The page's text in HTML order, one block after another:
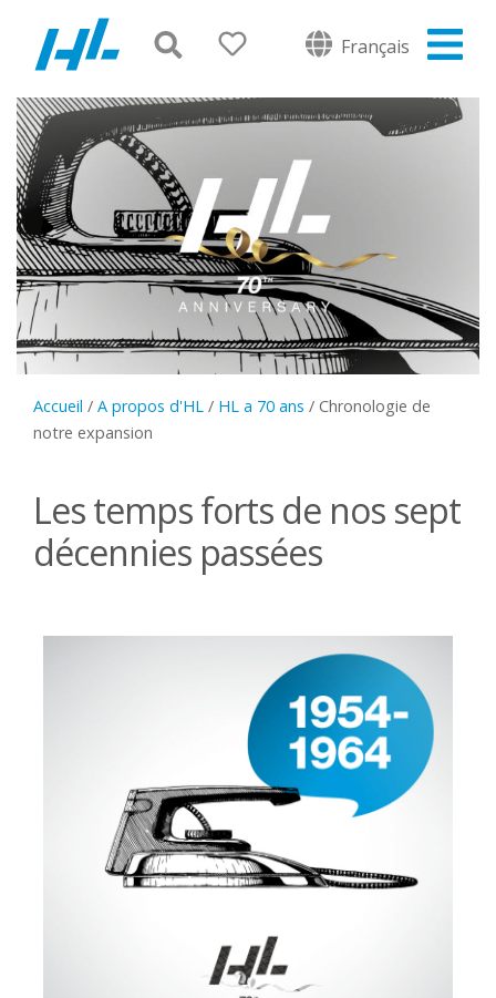
Français
Accueil / A propos d'HL / HL a 70 ans / Chronologie de
notre expansion
Les temps forts de nos sept
décennies passées